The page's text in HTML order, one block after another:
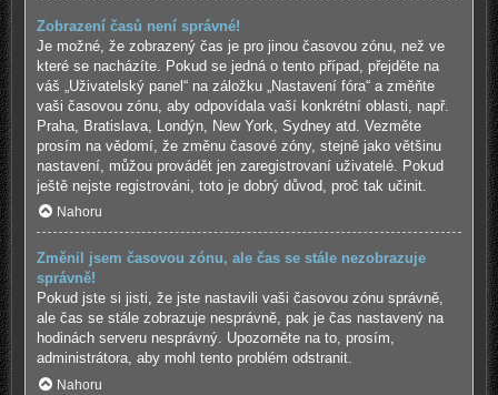
Zobrazení časů není správné!
Je možné, že zobrazený čas je pro jinou časovou zónu, než ve
které se nacházíte. Pokud se jedná o tento případ, přejděte na
váš „Uživatelský panel“ na záložku „Nastavení fóra“ a změňte
vaši časovou zónu, aby odpovídala vaší konkrétní oblasti, např.
Praha, Bratislava, Londýn, New York, Sydney atd. Vezměte
prosím na vědomí, že změnu časové zóny, stejně jako většinu
nastavení, můžou provádět jen zaregistrovaní uživatelé. Pokud
ještě nejste registrováni, toto je dobrý důvod, proč tak učinit.
Nahoru
Změnil jsem časovou zónu, ale čas se stále nezobrazuje
správně!
Pokud jste si jisti, že jste nastavili vaši časovou zónu správně,
ale čas se stále zobrazuje nesprávně, pak je čas nastavený na
hodinách serveru nesprávný. Upozorněte na to, prosím,
administrátora, aby mohl tento problém odstranit.
Nahoru